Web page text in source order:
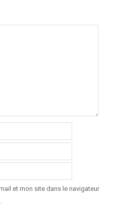
et mon site dans le navigateur